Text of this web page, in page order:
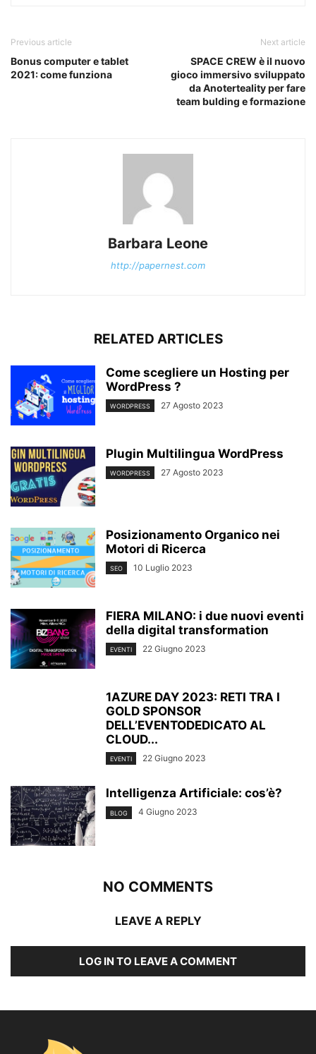
Previous article
Bonus computer e tablet
2021: come funziona
Next article
SPACE CREW è il nuovo
gioco immersivo sviluppato
da Anoterteality per fare
team bulding e formazione
Barbara Leone
http://papernest.com
RELATED ARTICLES
Come scegliere un Hosting per
WordPress ?
WORDPRESS 27 Agosto 2023
Plugin Multilingua WordPress
WORDPRESS 27 Agosto 2023
Posizionamento Organico nei
Motori di Ricerca
SEO 10 Luglio 2023
FIERA MILANO: i due nuovi eventi
della digital transformation
EVENTI 22 Giugno 2023
1AZURE DAY 2023: RETI TRA I
GOLD SPONSOR
DELL’EVENTODEDICATO AL
CLOUD...
EVENTI 22 Giugno 2023
Intelligenza Artificiale: cos’è?
BLOG 4 Giugno 2023
NO COMMENTS
LEAVE A REPLY
LOG IN TO LEAVE A COMMENT